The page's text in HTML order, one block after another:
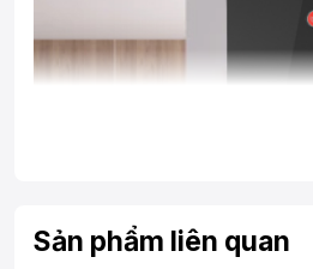
Sản phẩm liên quan